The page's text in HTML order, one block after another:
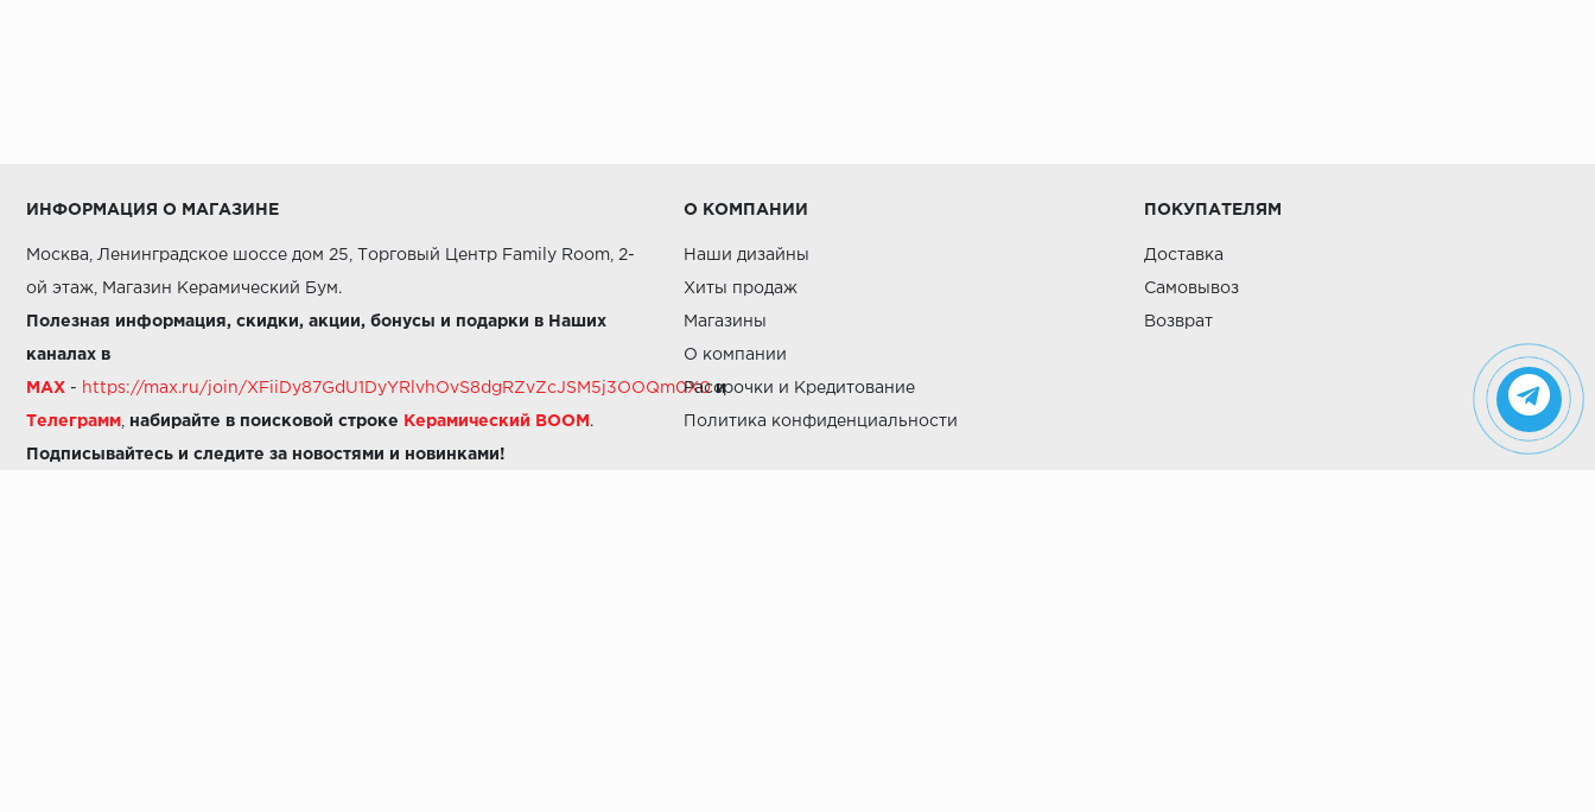
ИНФОРМАЦИЯ О МАГАЗИНЕ
Москва, Ленинградское шоссе дом 25, Торговый Центр Family Room, 2-
ой этаж, Магазин Керамический Бум.
Полезная информация, скидки, акции, бонусы и подарки в Наших
каналах в
MAX - https://max.ru/join/XFiiDy87GdU1DyYRlvhOvS8dgRZvZcJSM5j3OOQm0X0 и
Телеграмм набирайте в поисковой строке Керамический BOOM .
Подписывайтесь и следите за новостями и новинками!
О КОМПАНИИ
Наши дизайны
Хиты продаж
Магазины
О компании
Рассрочки и Кредитование
Политика конфиденциальности
ПОКУПАТЕЛЯМ
Доставка
Самовывоз
Возврат